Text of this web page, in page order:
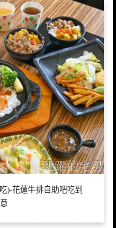
)-花蓮牛排自助吧吃到